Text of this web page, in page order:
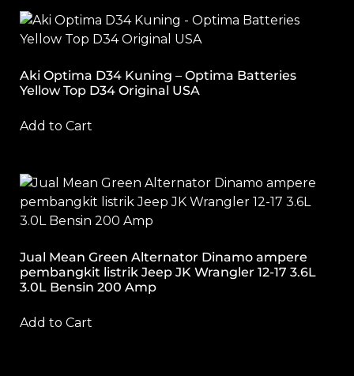
Aki Optima D34 Kuning – Optima Batteries
Yellow Top D34 Original USA
Add to Cart
Jual Mean Green Alternator Dinamo ampere
pembangkit listrik Jeep JK Wrangler 12-17 3.6L
3.0L Bensin 200 Amp
Add to Cart